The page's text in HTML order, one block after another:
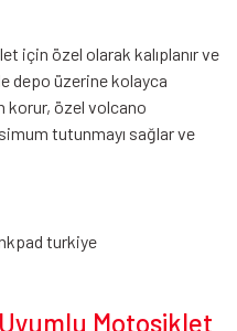
için özel olarak kalıplanır ve
depo üzerine kolayca
korur, özel volcano
tutunmayı sağlar ve
Uyumlu Motosiklet